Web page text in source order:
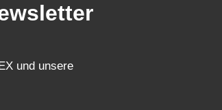
und unsere